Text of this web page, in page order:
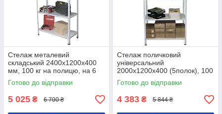
Стелаж металевий
складський 2400х1200х400
мм, 100 кг на полицю, на 6
полиць, архівний стелаж
металевий УЦІНКА
Готово до відправки
5 025 ₴ 6 700 ₴
Стелаж поличковий
універсальний
2000х1200х400 (5полок), 100
кг на полицю, складський
стелаж, торговий стелаж
Готово до відправки
4 383 ₴ 5 844 ₴